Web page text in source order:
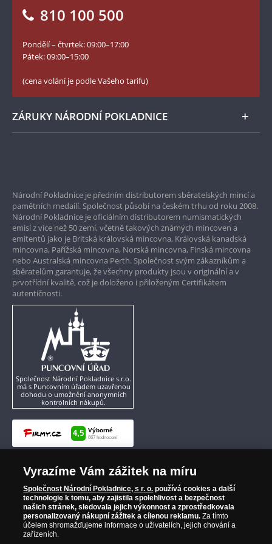
Numismatické novinky
Facebook Národní Pokladnice
Twitter Národní Pokladnice
LinkedIn Národní Pokladnice
Instagram Národní Pokladnice
810 100 500
Pondělí – čtvrtek: 09:00–17:00
Pátek: 09:00–15:00
(cena volání je podle Vašeho tarifu)
ZÁRUKY NÁRODNÍ POKLADNICE
Garance nejvyšší kvality
Pouze originální produkty
Národní Pokladnice je předním distributorem sběratelských mincí a
pamětních medailí. Společnost působí na českém trhu od roku 2008.
Národní Pokladnice je oficiálním distributorem numismatických
emisí z více než 50 zemí, včetně takových známých mincoven a
emitentů jako je Britská královská mincovna, Královská kanadská
mincovna, Pařížská mincovna, Norská mincovna, Finská mincovna
nebo Australská mincovna Perth. Společnost svým zákazníkům a
sběratelům garantuje, že všechny produkty jsou v originální a v
prvotřídní kvalitě, což je doloženo i přiloženým Certifikátem
autentičnosti.
Společnost Národní Pokladnice s.r.o.
má s Puncovním úřadem uzavřenou
dohodu o umožnění anonymních
kontrolních nákupů.
Vyrazíme Vám zážitek na míru
Společnost Národní Pokladnice, s r. o. používá cookies a další
technologie k tomu, aby zajistila spolehlivost a bezpečnost
našich stránek, sledovala jejich výkonnost a zprostředkovala
personalizovaný nákupní zážitek a cílenou reklamu. Za tímto
účelem shromažďujeme informace o uživatelích, jejich chování a
zařízeních.